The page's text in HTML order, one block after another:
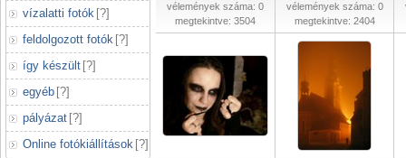
vízalatti fotók [?]
feldolgozott fotók [?]
így készült [?]
egyéb [?]
pályázat [?]
Online fotókiállítások [?]
vélemények száma: 0
megtekintve: 3504
vélemények száma: 0
megtekintve: 2404